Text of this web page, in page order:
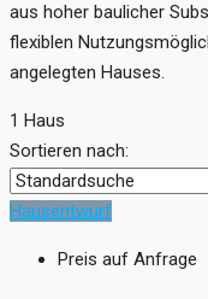
aus hoher baulicher
flexiblen
angelegten Hauses.
1 Haus
Sortieren nach:
Hausentwurf
Preis auf Anfrage